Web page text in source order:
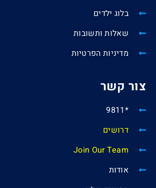
בלוג ילדים
שאלות ותשובות
מדיניות הפרטיות
צור קשר
*9811
דרושים
Join Our Team
אודות